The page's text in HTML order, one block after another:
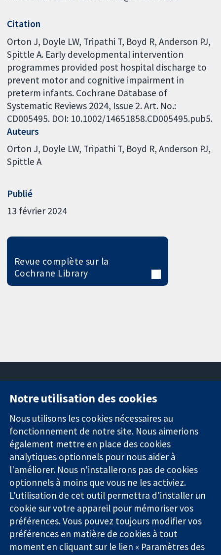
Citation
Orton J, Doyle LW, Tripathi T, Boyd R, Anderson PJ,
Spittle A. Early developmental intervention
programmes provided post hospital discharge to
prevent motor and cognitive impairment in
preterm infants. Cochrane Database of
Systematic Reviews 2024, Issue 2. Art. No.:
CD005495. DOI: 10.1002/14651858.CD005495.pub5.
Auteurs
Orton J Doyle LW Tripathi T Boyd R Anderson PJ
Spittle A
Publié
13 février 2024
Revue complète sur la
Cochrane Library
Des données
probantes.
Des décisions
éclairées.
Une meilleure
santé.
11-13 Cavendish
Square
Londres
W1G0AN
Royaume-Uni
nous
Actualités
Service de
presse
Qui sommes-
nous
Offres
d'emploi
Library
La Collaboration Cochrane est une association caritative (n°
Notre utilisation des cookies
Nous utilisons les cookies nécessaires au
fonctionnement de notre site. Nous aimerions
également mettre en place des cookies
analytiques optionnels pour nous aider à
l'améliorer. Nous n'installerons pas de cookies
optionnels à moins que vous ne les activiez.
L'utilisation de cet outil permettra d'installer un
cookie sur votre appareil pour mémoriser vos
préférences. Vous pouvez toujours modifier vos
préférences en matière de cookies à tout
moment en cliquant sur le lien « Paramètres des